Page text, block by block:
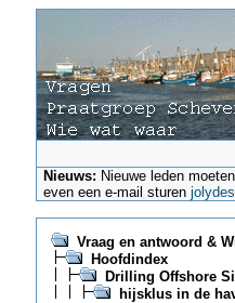
Nieuws: Nieuwe leden
even een e-mail sturen
Vraag en antwoord &
Hoofdindex
Drilling Offshore
hijsklus in de